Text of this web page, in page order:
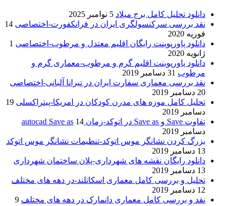
دانلود تحلیل کامل برج میلاد 5 نوامبر 2025
نقد بررسی سرکنسولگری ایران در فرانکفورت-اختصاصی 14
فوریه 2020
دانلود پاورپوینت رایگان اقلیم معتدل و مرطوب-اختصاصی 1
ژانویه 2020
دانلود پاورپوینت اقلیم گرم و مرطوب-معماری گرم و
مرطوب 31 دسامبر 2019
نقد بررسی معماری سفارت ایران در تیرانا آلبانی-اختصاصی
20 دسامبر 2019
تحلیل کامل موزه های مدرن کودکان در امریکا-پیتراکسلی 19
دسامبر 2019
تفاوت Save و Save as در اتوکد-زمان autocad Save as
14
دسامبر 2019
بزرگ کردن نشانگر موس اتوکد-تنظیمات نشانگر موس اتوکد
13 دسامبر 2019
دانلود رایگان نقشه های شهرداری-پلان ساختمان شهرداری
13 دسامبر 2019
تحلیل و بررسی کامل معماری اسکاتلند-در دهه های مختلف
12 دسامبر 2019
نقد و بررسی کامل معماری دانمارک در دهه های مختلف 9